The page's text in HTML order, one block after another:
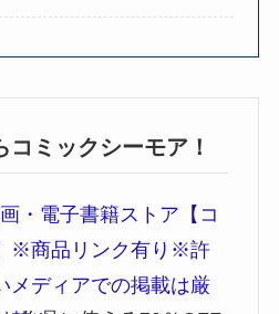
コミックシーモア！